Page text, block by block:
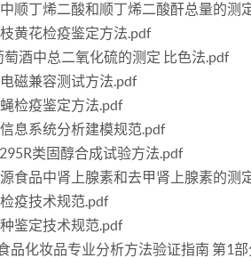
顺丁烯二酸和顺丁烯二酸酐总量的测
黄花检疫鉴定方法.pdf
萄酒中总二氧化硫的测定 比色法.pdf
磁兼容测试方法.pdf
检疫鉴定方法.pdf
息系统分析建模规范.pdf
类固醇合成试验方法.pdf
食品中肾上腺素和去甲肾上腺素的测
疫技术规范.pdf
鉴定技术规范.pdf
品化妆品专业分析方法验证指南 第1